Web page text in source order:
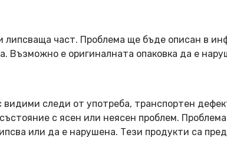
част. Проблема ще бъде описан в
Възможно е оригиналната опаковка да е
следи от употреба, транспортен
с ясен или неясен проблем.
или да е нарушена. Тези продукти са